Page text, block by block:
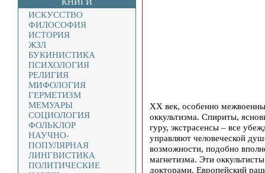
ИСКУССТВО
ФИЛОСОФИЯ
ИСТОРИЯ
ЖЗЛ
БУКИНИСТИКА
ПСИХОЛОГИЯ
РЕЛИГИЯ
МИФОЛОГИЯ
ГЕРМЕТИЗМ
МЕМУАРЫ
СОЦИОЛОГИЯ
ФОЛЬКЛОР
НАУЧНО-
ПОПУЛЯРНАЯ
ЛИНГВИСТИКА
ПОЛИТИЧЕСКИЕ
XX век, особенно
оккультизма. Спириты,
гуру, экстрасенсы – все
управляют человеческой
возможности, подобно
магнетизма. Эти
докторами. Европейский